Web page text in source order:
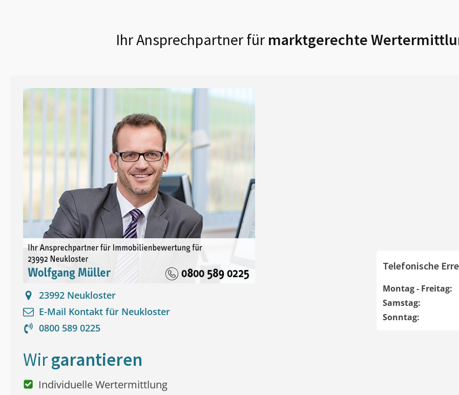
Ihr Ansprechpartner fürmarktgerechte
23992 Neukloster
E-Mail Kontakt für Neukloster
0800 589 0225
Telefonische
Montag - Freitag:
Samstag:
Sonntag:
Wirgarantieren
Individuelle Wertermittlung